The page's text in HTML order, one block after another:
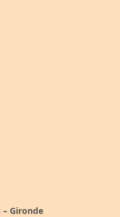
– Gironde